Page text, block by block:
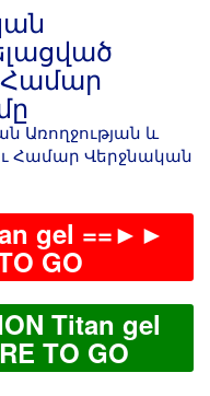
Համար
Առողջության և
Համար Վերջնական
gel ==►►
GO
Titan gel
TO GO